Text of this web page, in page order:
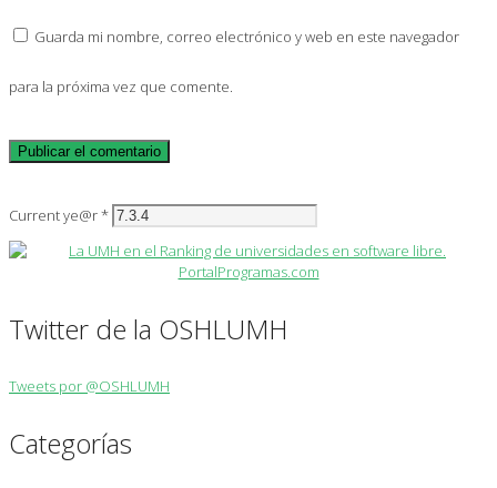
Guarda mi nombre, correo electrónico y web en este navegador
para la próxima vez que comente.
Current ye@r*
Twitter de la OSHLUMH
Tweets por @OSHLUMH
Categorías